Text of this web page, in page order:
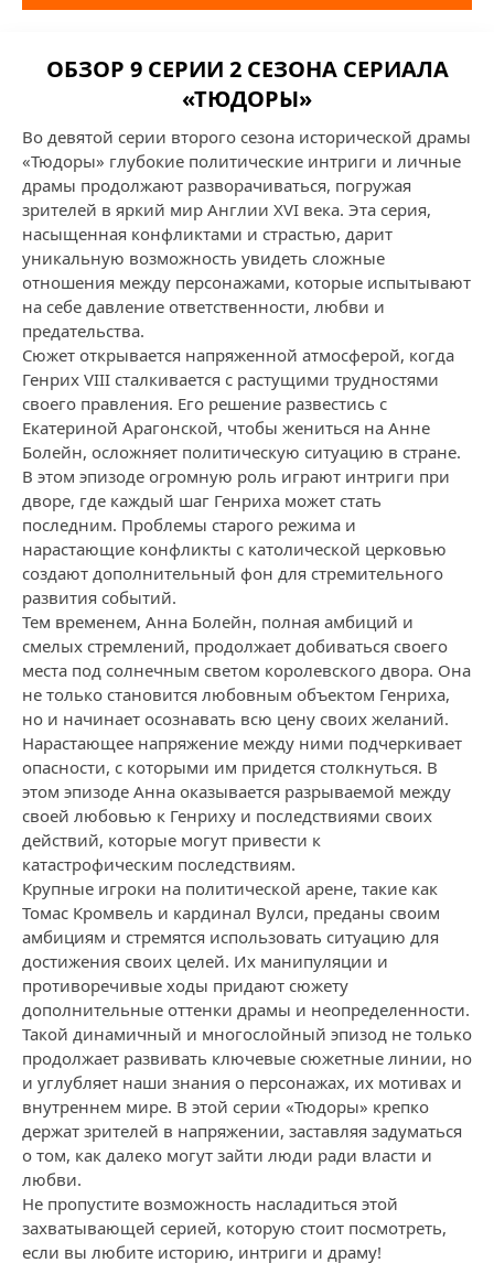
ОБЗОР 9 СЕРИИ 2 СЕЗОНА СЕРИАЛА
«ТЮДОРЫ»
Во девятой серии второго сезона исторической драмы
«Тюдоры» глубокие политические интриги и личные
драмы продолжают разворачиваться, погружая
зрителей в яркий мир Англии XVI века. Эта серия,
насыщенная конфликтами и страстью, дарит
уникальную возможность увидеть сложные
отношения между персонажами, которые испытывают
на себе давление ответственности, любви и
предательства.
Сюжет открывается напряженной атмосферой, когда
Генрих VIII сталкивается с растущими трудностями
своего правления. Его решение развестись с
Екатериной Арагонской, чтобы жениться на Анне
Болейн, осложняет политическую ситуацию в стране.
В этом эпизоде огромную роль играют интриги при
дворе, где каждый шаг Генриха может стать
последним. Проблемы старого режима и
нарастающие конфликты с католической церковью
создают дополнительный фон для стремительного
развития событий.
Тем временем, Анна Болейн, полная амбиций и
смелых стремлений, продолжает добиваться своего
места под солнечным светом королевского двора. Она
не только становится любовным объектом Генриха,
но и начинает осознавать всю цену своих желаний.
Нарастающее напряжение между ними подчеркивает
опасности, с которыми им придется столкнуться. В
этом эпизоде Анна оказывается разрываемой между
своей любовью к Генриху и последствиями своих
действий, которые могут привести к
катастрофическим последствиям.
Крупные игроки на политической арене, такие как
Томас Кромвель и кардинал Вулси, преданы своим
амбициям и стремятся использовать ситуацию для
достижения своих целей. Их манипуляции и
противоречивые ходы придают сюжету
дополнительные оттенки драмы и неопределенности.
Такой динамичный и многослойный эпизод не только
продолжает развивать ключевые сюжетные линии, но
и углубляет наши знания о персонажах, их мотивах и
внутреннем мире. В этой серии «Тюдоры» крепко
держат зрителей в напряжении, заставляя задуматься
о том, как далеко могут зайти люди ради власти и
любви.
Не пропустите возможность насладиться этой
захватывающей серией, которую стоит посмотреть,
если вы любите историю, интриги и драму!